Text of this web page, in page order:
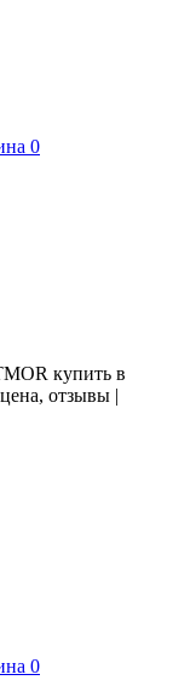
0
купить в
отзывы |
0